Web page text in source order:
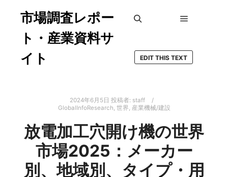
市場調査レポー
ト・産業資料サ
イト
EDIT THIS TEXT
2024年6月5日 投稿者: staff
GlobalInfoResearch, 世界, 産業機械/建設
放電加工穴開け機の世界
市場2025：メーカー
別、地域別、タイプ・用